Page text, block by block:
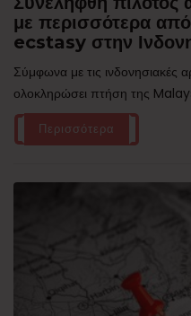
με περισσότερα
ecstasy στην
Σύμφωνα με τις ινδονησιακές
ολοκληρώσει πτήση της
Περισσότερα